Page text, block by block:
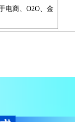
电商、O2O、金